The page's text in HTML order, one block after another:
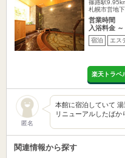
篠路駅
札幌市営地
営業時間
入浴料金 ～
宿泊 エス
楽天トラベ
匿名
本館に宿泊していて
リニューアルしたばか
関連情報から探す